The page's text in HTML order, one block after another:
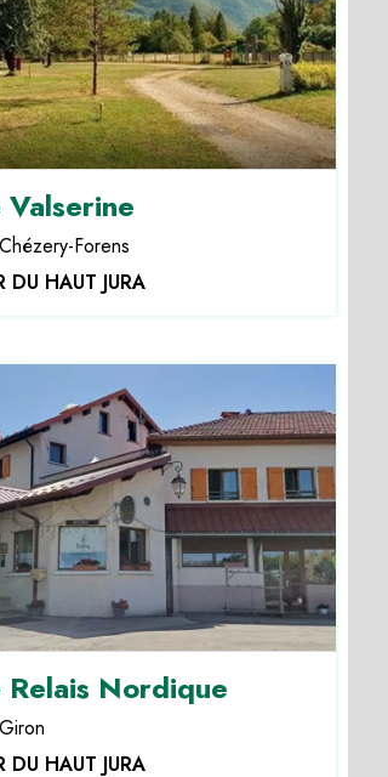
Valserine
Chézery-Forens
DU HAUT JURA
Relais Nordique
Giron
DU HAUT JURA